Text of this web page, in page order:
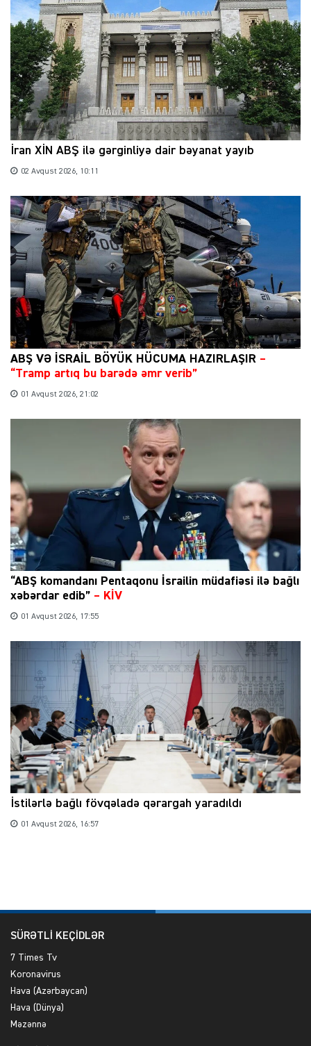
İran XİN ABŞ ilə gərginliyə dair bəyanat yayıb
02 Avqust 2026, 10:11
ABŞ VƏ İSRAİL BÖYÜK HÜCUMA HAZIRLAŞIR –
“Tramp artıq bu barədə əmr verib”
01 Avqust 2026, 21:02
“ABŞ komandanı Pentaqonu İsrailin müdafiəsi ilə bağlı
xəbərdar edib” – KİV
01 Avqust 2026, 17:55
İstilərlə bağlı fövqəladə qərargah yaradıldı
01 Avqust 2026, 16:57
SÜRƏTLİ KEÇİDLƏR
7 Times Tv
Koronavirus
Hava (Azərbaycan)
Hava (Dünya)
Məzənnə